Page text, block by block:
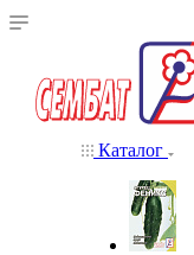
Каталог